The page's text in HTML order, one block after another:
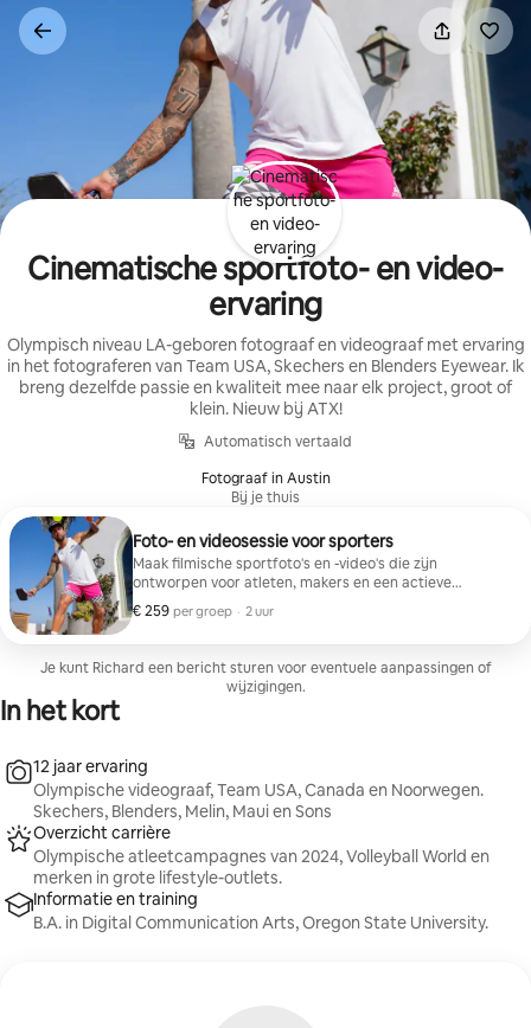
direct
naar
Cinematische sportfoto- en video-
ervaring
Olympisch niveau LA-geboren fotograaf en videograaf met ervaring
in het fotograferen van Team USA, Skechers en Blenders Eyewear. Ik
breng dezelfde passie en kwaliteit mee naar elk project, groot of
klein. Nieuw bij ATX!
Automatisch vertaald
Fotograaf in Austin
Bij je thuis
Foto- en videosessie voor sporters
Maak filmische sportfoto's en -video's die zijn
ontworpen voor atleten, makers en een actieve
levensstijl. Perfect voor volleybal, basketbal, voetbal,
fitness, trainingssessies en verslaggeving van
media, lifestylecontent en premium bewerkte beelden
voor Instagram, werving, NIL of persoonlijke
herinneringen. Sportschools, parken, banen en
€ 259 per groep
€ 259 per groep
, · 2 uur
Je kunt Richard een bericht sturen voor eventuele aanpassingen of
wijzigingen.
In het kort
12 jaar ervaring
Olympische videograaf, Team USA, Canada en Noorwegen.
Skechers, Blenders, Melin, Maui en Sons
Overzicht carrière
Olympische atleetcampagnes van 2024, Volleyball World en
merken in grote lifestyle-outlets.
Informatie en training
B.A. in Digital Communication Arts, Oregon State University.